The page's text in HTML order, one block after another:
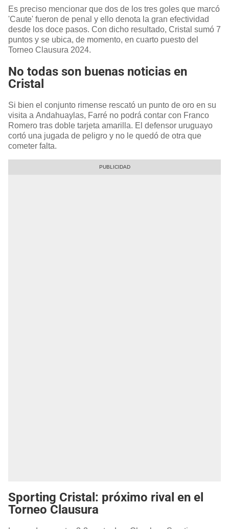
Es preciso mencionar que dos de los tres goles que marcó
'Caute' fueron de penal y ello denota la gran efectividad
desde los doce pasos. Con dicho resultado, Cristal sumó 7
puntos y se ubica, de momento, en cuarto puesto del
Torneo Clausura 2024.
No todas son buenas noticias en
Cristal
Si bien el conjunto rimense rescató un punto de oro en su
visita a Andahuaylas, Farré no podrá contar con Franco
Romero tras doble tarjeta amarilla. El defensor uruguayo
cortó una jugada de peligro y no le quedó de otra que
cometer falta.
Sporting Cristal: próximo rival en el
Torneo Clausura